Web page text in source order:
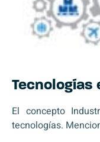
Tecnologías
El concepto
tecnologías.